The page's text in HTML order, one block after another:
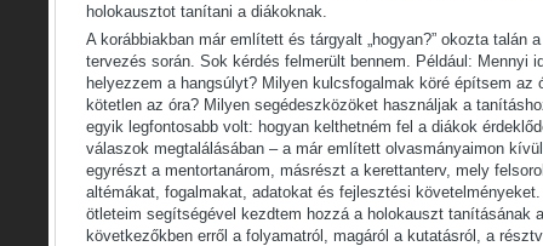
holokausztot tanítani a diákoknak.
A korábbiakban már említett és tárgyalt „hogyan?” okozta talán
tervezés során. Sok kérdés felmerült bennem. Például: Mennyi
helyezzem a hangsúlyt? Milyen kulcsfogalmak köré építsem az
kötetlen az óra? Milyen segédeszközöket használjak a
egyik legfontosabb volt: hogyan kelthetném fel a diákok
válaszok megtalálásában – a már említett olvasmányaimon
egyrészt a mentortanárom, másrészt a kerettanterv, mely
altémákat, fogalmakat, adatokat és fejlesztési
ötleteim segítségével kezdtem hozzá a holokauszt tanításának
következőkben erről a folyamatról, magáról a kutatásról, a